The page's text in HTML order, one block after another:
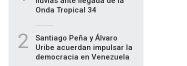
Onda Tropical 34
2
Santiago Peña y Álvaro
Uribe acuerdan impulsar la
democracia en Venezuela